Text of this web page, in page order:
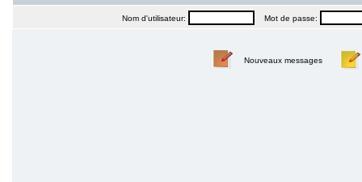
Nom d'utilisateur: Mot de passe:
Nouveaux messages